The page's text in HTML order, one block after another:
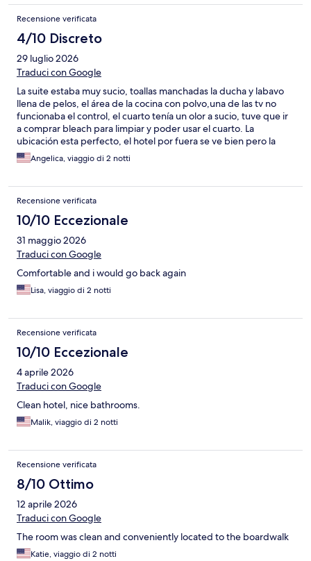
Recensione verificata
4/10 Discreto
29 luglio 2026
Traduci con Google
La suite estaba muy sucio, toallas manchadas la ducha y labavo
llena de pelos, el área de la cocina con polvo,una de las tv no
funcionaba el control, el cuarto tenía un olor a sucio, tuve que ir
a comprar bleach para limpiar y poder usar el cuarto. La
ubicación esta perfecto, el hotel por fuera se ve bien pero la
limpieza es horrible en mi opinión, me quede en la suite 503.
Angelica, viaggio di 2 notti
Recensione verificata
10/10 Eccezionale
31 maggio 2026
Traduci con Google
Comfortable and i would go back again
Lisa, viaggio di 2 notti
Recensione verificata
10/10 Eccezionale
4 aprile 2026
Traduci con Google
Clean hotel, nice bathrooms.
Malik, viaggio di 2 notti
Recensione verificata
8/10 Ottimo
12 aprile 2026
Traduci con Google
The room was clean and conveniently located to the boardwalk
Katie, viaggio di 2 notti